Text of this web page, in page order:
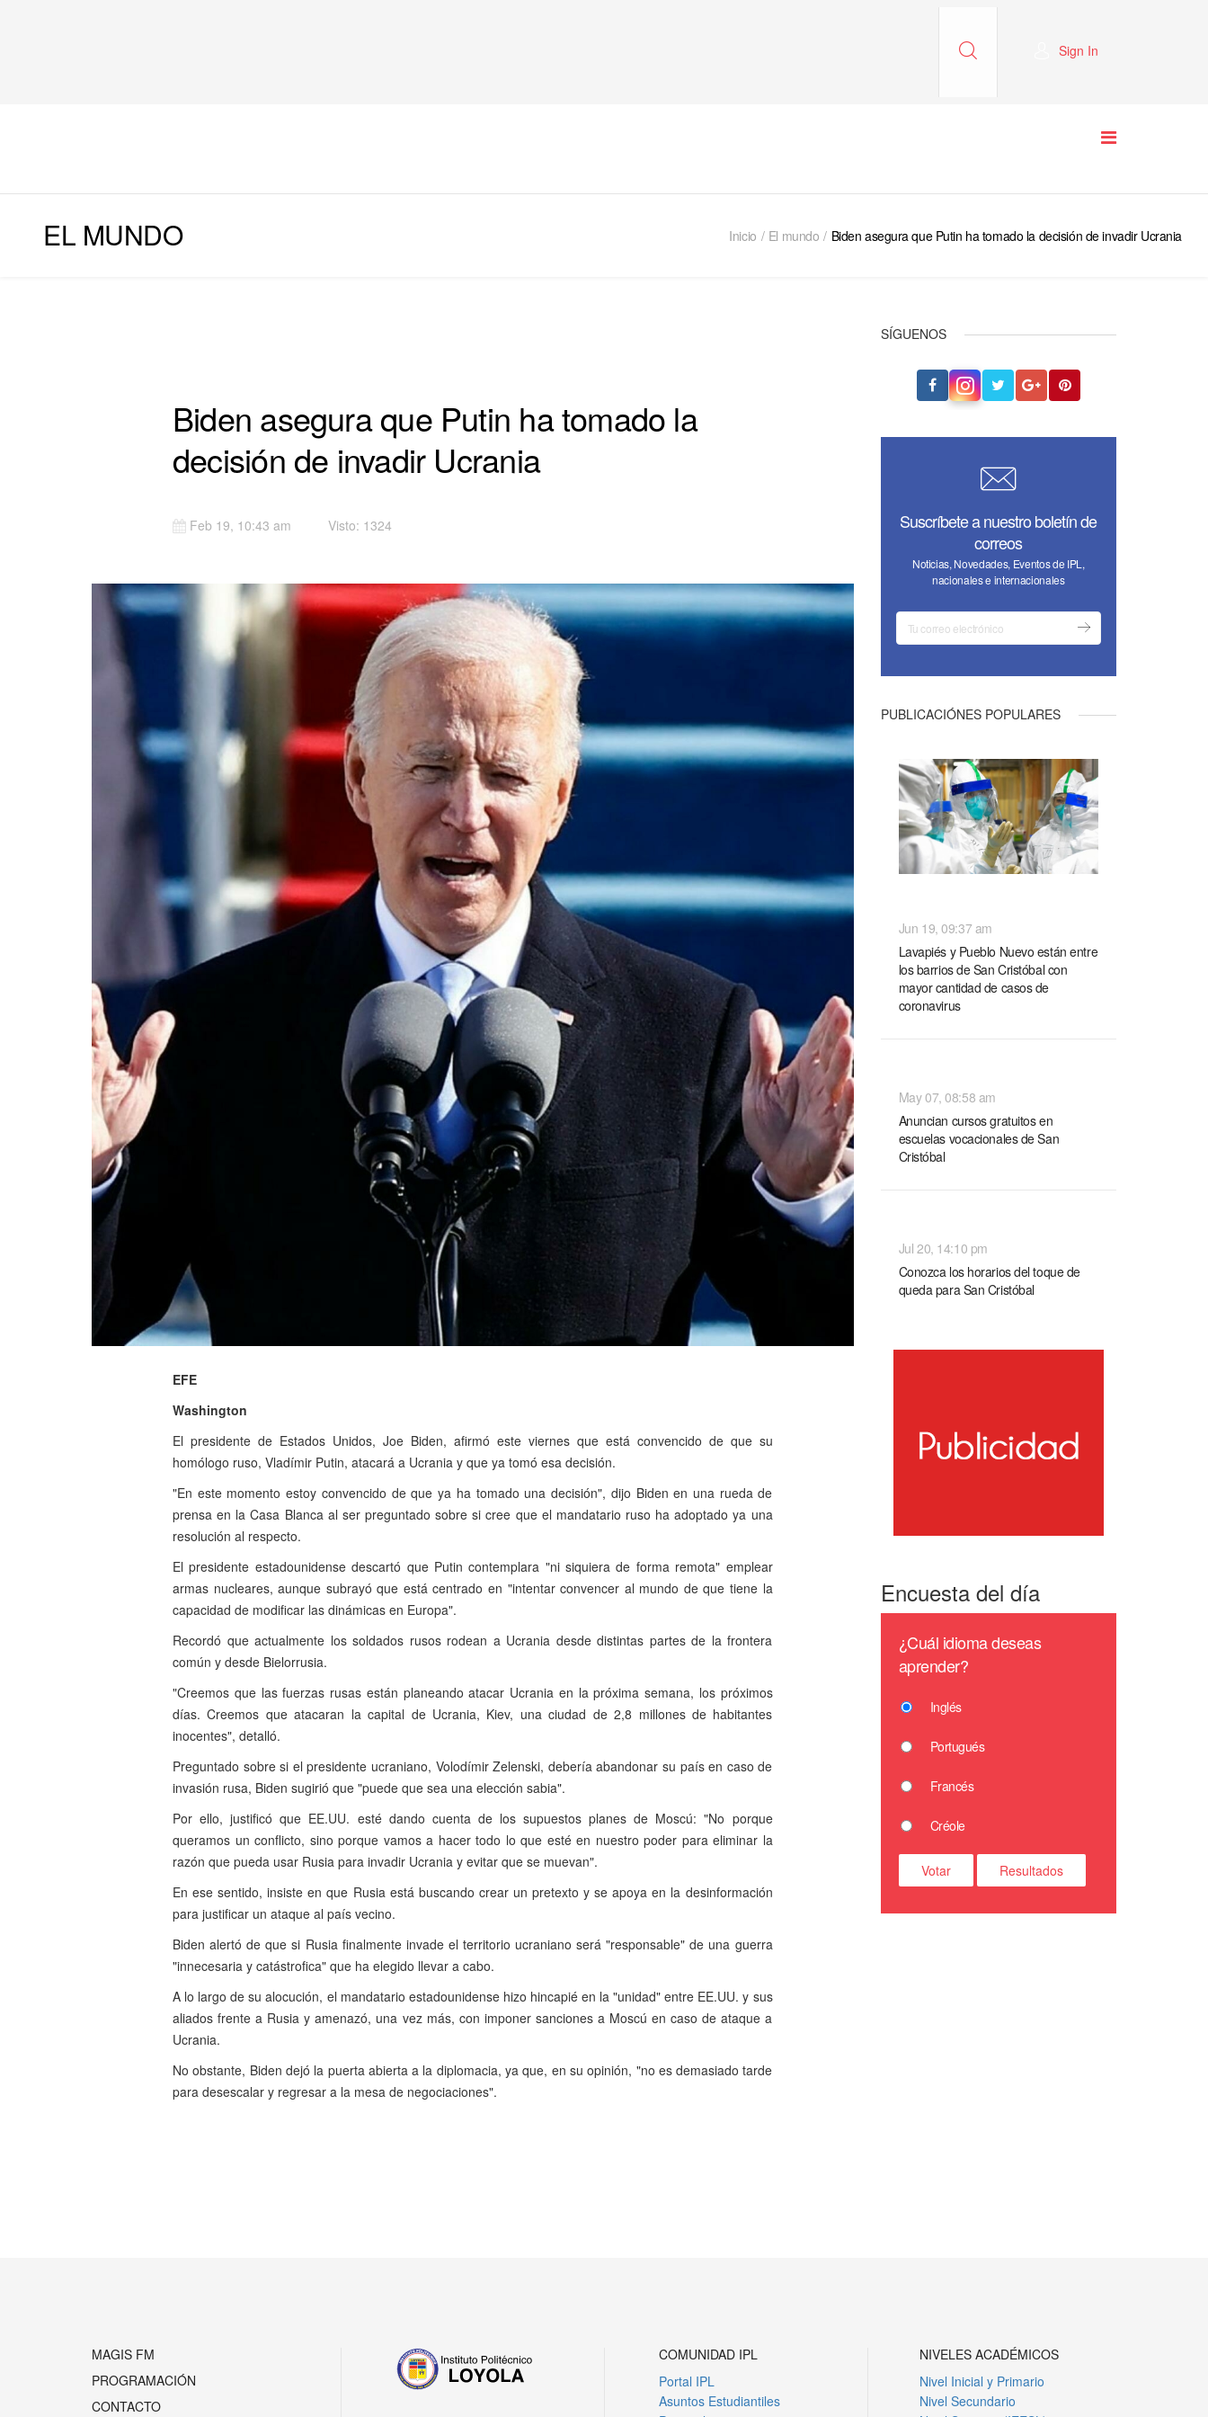
Sign In
EL MUNDO Inicio El mundo Biden asegura que Putin ha tomado la decisión de invadir Ucrania
Biden asegura que Putin ha tomado la
decisión de invadir Ucrania
Feb 19, 10:43 am Visto: 1324
EFE
Washington
El presidente de Estados Unidos, Joe Biden, afirmó este viernes que está convencido de que su
homólogo ruso, Vladímir Putin, atacará a Ucrania y que ya tomó esa decisión.
"En este momento estoy convencido de que ya ha tomado una decisión", dijo Biden en una rueda de
prensa en la Casa Blanca al ser preguntado sobre si cree que el mandatario ruso ha adoptado ya una
resolución al respecto.
El presidente estadounidense descartó que Putin contemplara "ni siquiera de forma remota" emplear
armas nucleares, aunque subrayó que está centrado en "intentar convencer al mundo de que tiene la
capacidad de modificar las dinámicas en Europa".
Recordó que actualmente los soldados rusos rodean a Ucrania desde distintas partes de la frontera
común y desde Bielorrusia.
"Creemos que las fuerzas rusas están planeando atacar Ucrania en la próxima semana, los próximos
días. Creemos que atacaran la capital de Ucrania, Kiev, una ciudad de 2,8 millones de habitantes
inocentes", detalló.
Preguntado sobre si el presidente ucraniano, Volodímir Zelenski, debería abandonar su país en caso de
invasión rusa, Biden sugirió que "puede que sea una elección sabia".
Por ello, justificó que EE.UU. esté dando cuenta de los supuestos planes de Moscú: "No porque
queramos un conflicto, sino porque vamos a hacer todo lo que esté en nuestro poder para eliminar la
razón que pueda usar Rusia para invadir Ucrania y evitar que se muevan".
En ese sentido, insiste en que Rusia está buscando crear un pretexto y se apoya en la desinformación
para justificar un ataque al país vecino.
Biden alertó de que si Rusia finalmente invade el territorio ucraniano será "responsable" de una guerra
"innecesaria y catástrofica" que ha elegido llevar a cabo.
A lo largo de su alocución, el mandatario estadounidense hizo hincapié en la "unidad" entre EE.UU.y sus
aliados frente a Rusia y amenazó, una vez más, con imponer sanciones a Moscú en caso de ataque a
Ucrania.
No obstante, Biden dejó la puerta abierta a la diplomacia, ya que, en su opinión, "no es demasiado tarde
para desescalar y regresar a la mesa de negociaciones".
SÍGUENOS
Suscríbete a nuestro boletín de
correos
Noticias, Novedades, Eventos de IPL,
nacionales e internacionales
PUBLICACIÓNES POPULARES
Jun 19, 09:37 am
Lavapiés y Pueblo Nuevo están entre
los barrios de San Cristóbal con
mayor cantidad de casos de
coronavirus
May 07, 08:58 am
Anuncian cursos gratuitos en
escuelas vocacionales de San
Cristóbal
Jul 20, 14:10 pm
Conozca los horarios del toque de
queda para San Cristóbal
Encuesta del día
¿Cuál idioma deseas
aprender?
Inglés
Portugués
Francés
Créole
MAGIS FM
PROGRAMACIÓN
CONTACTO
COMUNIDAD IPL
Portal IPL
Asuntos Estudiantiles
NIVELES ACADÉMICOS
Nivel Inicial y Primario
Nivel Secundario